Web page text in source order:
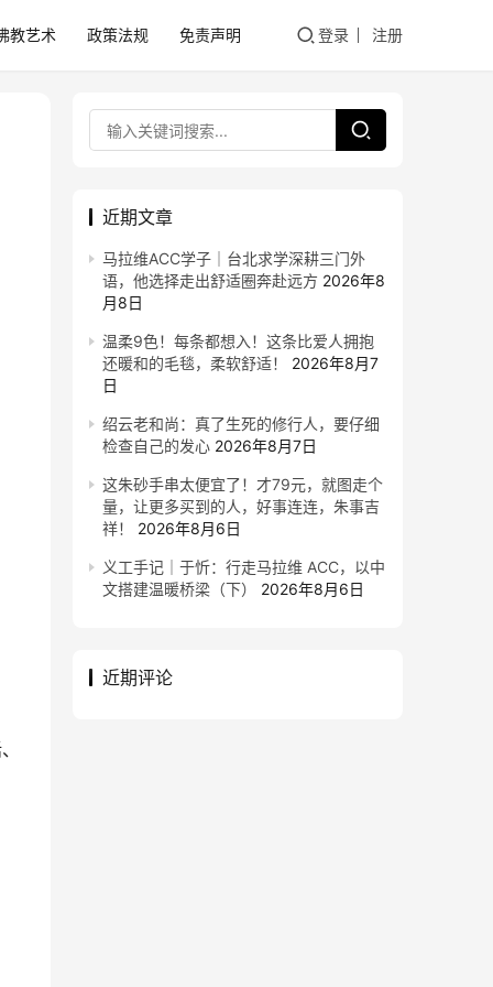
教艺术 政策法规 免责声明 登录 注册
近期文章
马拉维ACC学子｜台北求学深耕三门外
语，他选择走出舒适圈奔赴远方 2026年8
月8日
温柔9色！每条都想入！这条比爱人拥抱
还暖和的毛毯，柔软舒适！
2026年8月7
日
绍云老和尚：真了生死的修行人，要仔细
检查自己的发心 2026年8月7日
这朱砂手串太便宜了！才79元，就图走个
量，让更多买到的人，好事连连，朱事吉
祥！
2026年8月6日
义工手记｜于忻：行走马拉维 ACC，以中
文搭建温暖桥梁（下）
2026年8月6日
近期评论